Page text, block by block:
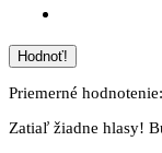
Hodnoť!
Priemerné hodnotenie:
Zatiaľ žiadne hlasy!